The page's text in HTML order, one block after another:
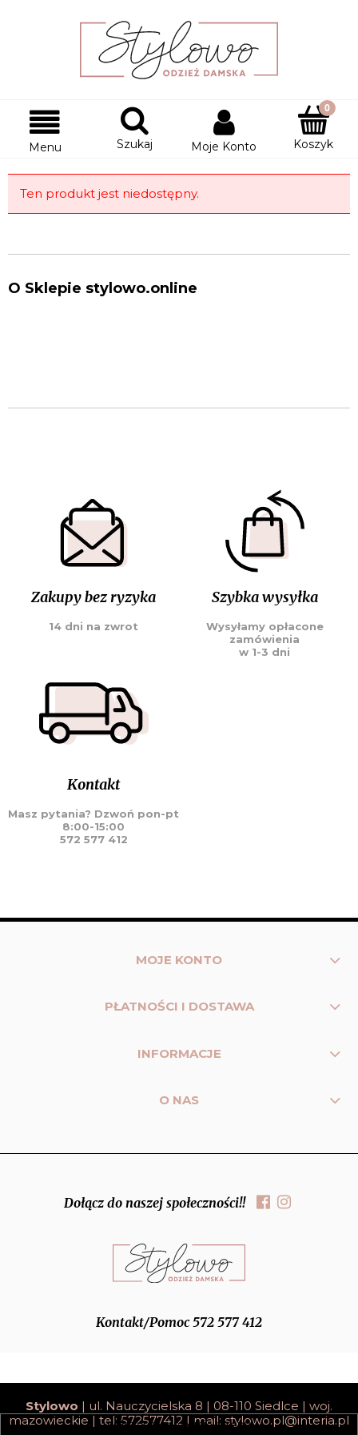
Menu Szukaj Moje Konto Koszyk
Ten produkt jest niedostępny.
O Sklepie stylowo.online
Zakupy bez ryzyka
14 dni na zwrot
Szybka wysyłka
Wysyłamy opłacone
zamówienia
w 1-3 dni
Kontakt
Masz pytania? Dzwoń pon-pt
8:00-15:00
572 577 412
MOJE KONTO
PŁATNOŚCI I DOSTAWA
INFORMACJE
O NAS
Dołącz do naszej społeczności!!
Kontakt/Pomoc 572 577 412
Stylowo | ul. Nauczycielska 8 | 08-110 Siedlce | woj.
mazowieckie | tel: 572577412 | mail: stylowo.pl@interia.pl
pokaż pełną wersję strony